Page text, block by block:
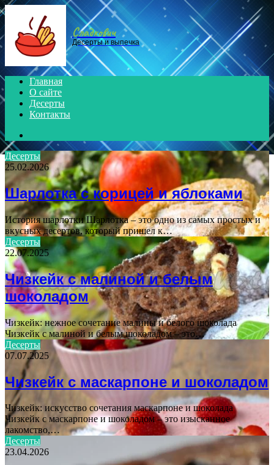
Menu
Сладкович
Десерты и выпечка
Главная
О сайте
Десерты
Контакты
Десерты
25.02.2026
Шарлотка с корицей и яблоками
История шарлотки Шарлотка – это одно из самых простых и
вкусных десертов, который пришел к…
Десерты
22.07.2025
Чизкейк с малиной и белым
шоколадом
Чизкейк: нежное сочетание малины и белого шоколада
Чизкейк с малиной и белым шоколадом – это…
Десерты
07.07.2025
Чизкейк с маскарпоне и шоколадом
Чизкейк: искусство сочетания маскарпоне и шоколада
Чизкейк с маскарпоне и шоколадом – это изысканное
лакомство,…
Десерты
23.04.2026